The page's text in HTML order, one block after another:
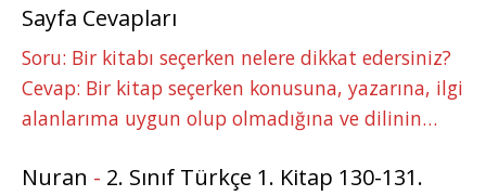
Sayfa Cevapları
Soru: Bir kitabı seçerken nelere dikkat edersiniz?
Cevap: Bir kitap seçerken konusuna, yazarına, ilgi
alanlarıma uygun olup olmadığına ve dilinin…
Nuran - 2. Sınıf Türkçe 1. Kitap 130-131.